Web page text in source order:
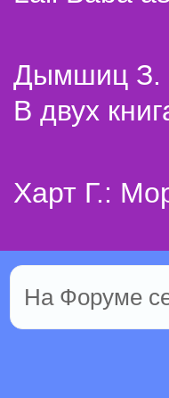
Дымшиц З.
В двух
Харт Г.:
На Форуме